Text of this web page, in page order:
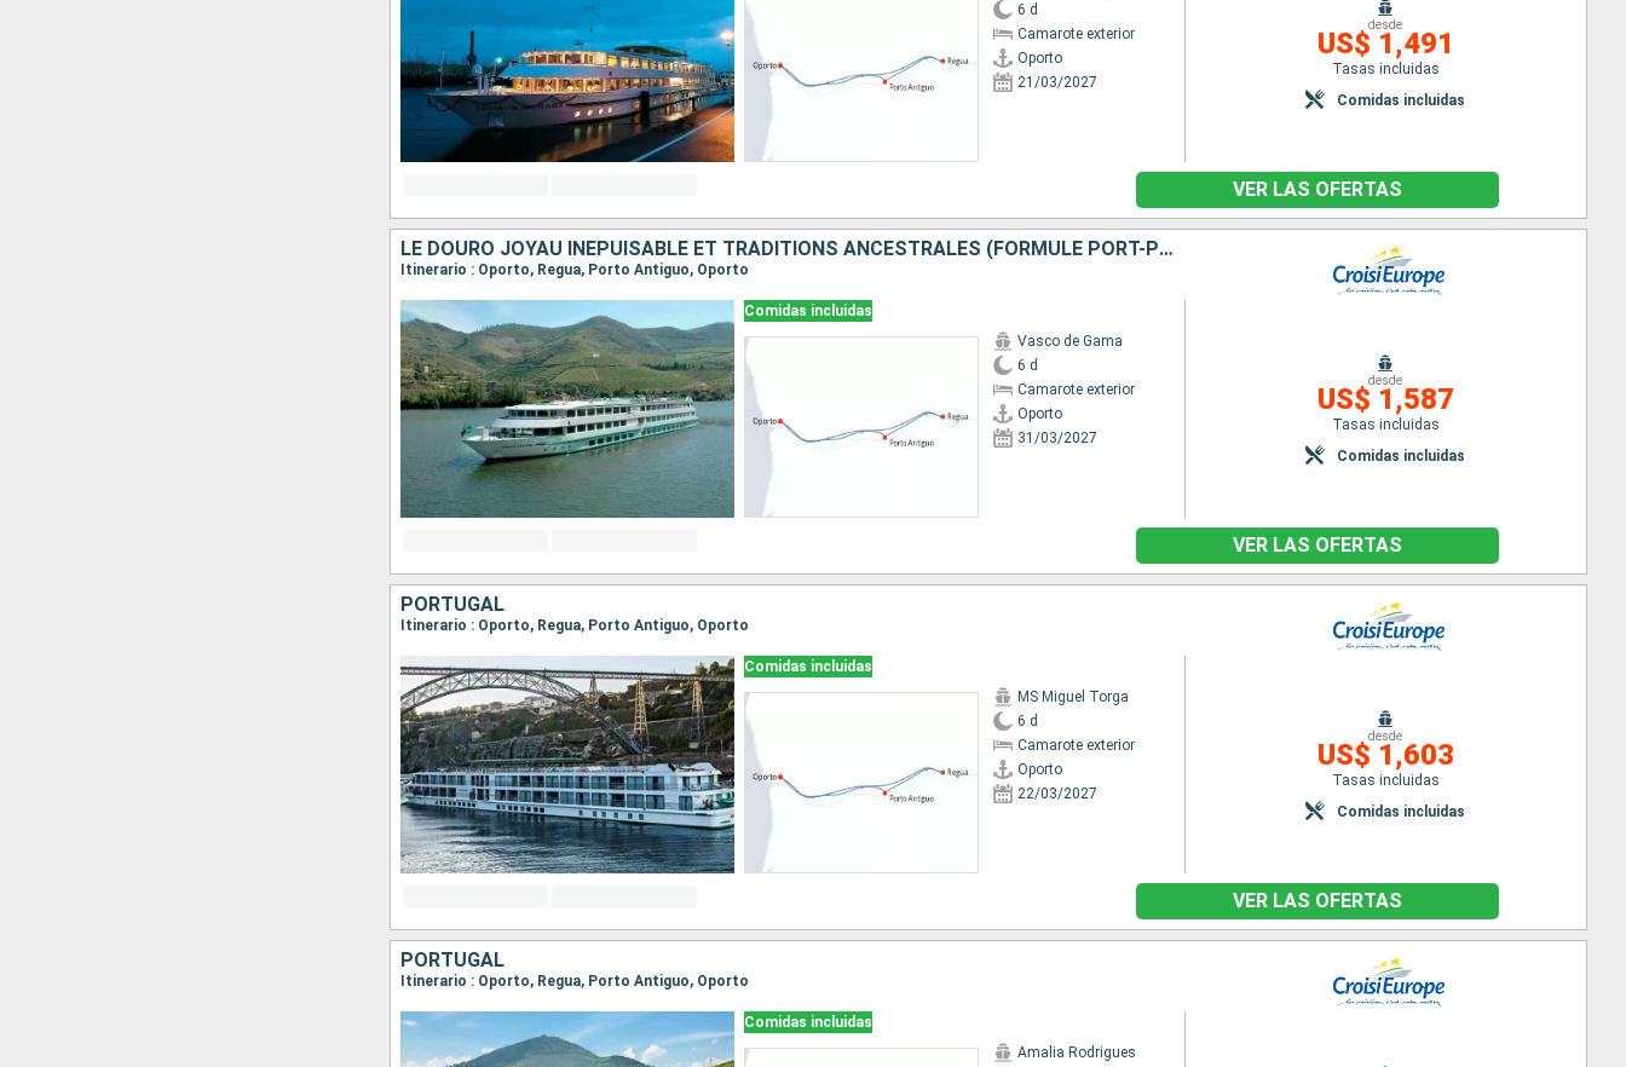
6 d
Camarote exterior
Oporto
21/03/2027
desde
US$ 1,491
Tasas incluidas
Comidas incluidas
VER LAS OFERTAS
LE DOURO JOYAU INÉPUISABLE ET TRADITIONS ANCESTRALES (FORMULE PORT-PORT)
Itinerario : Oporto, Regua, Porto Antiguo, Oporto
Comidas incluidas
Vasco de Gama
6 d
Camarote exterior
Oporto
31/03/2027
desde
US$ 1,587
Tasas incluidas
Comidas incluidas
VER LAS OFERTAS
PORTUGAL
Itinerario : Oporto, Regua, Porto Antiguo, Oporto
Comidas incluidas
MS Miguel Torga
6 d
Camarote exterior
Oporto
22/03/2027
desde
US$ 1,603
Tasas incluidas
Comidas incluidas
VER LAS OFERTAS
PORTUGAL
Itinerario : Oporto, Regua, Porto Antiguo, Oporto
Comidas incluidas
Amalia Rodrigues